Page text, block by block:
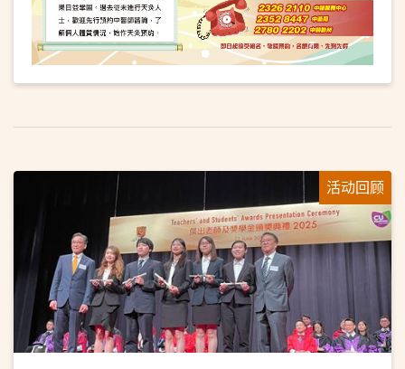
活动回顾